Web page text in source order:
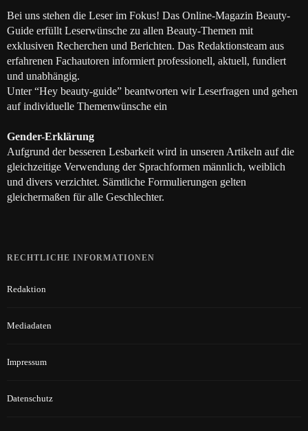
Bei uns stehen die Leser im Fokus! Das Online-Magazin Beauty-
Guide erfüllt Leserwünsche zu allen Beauty-Themen mit
exklusiven Recherchen und Berichten. Das Redaktionsteam aus
erfahrenen Fachautoren informiert professionell, aktuell, fundiert
und unabhängig.
Unter “Hey beauty-guide” beantworten wir Leserfragen und gehen
auf individuelle Themenwünsche ein
Gender-Erklärung
Aufgrund der besseren Lesbarkeit wird in unseren Artikeln auf die
gleichzeitige Verwendung der Sprachformen männlich, weiblich
und divers verzichtet. Sämtliche Formulierungen gelten
gleichermaßen für alle Geschlechter.
RECHTLICHE INFORMATIONEN
Redaktion
Mediadaten
Impressum
Datenschutz